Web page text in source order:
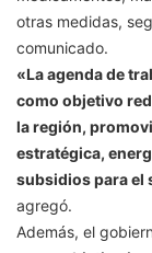
otras medidas,
comunicado.
«La agenda de
como objetivo
la región,
estratégica,
subsidios para el
agregó.
Además, el